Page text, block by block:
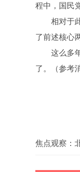
程中，国民
相对于
了前述核心
这么多
了。（参考